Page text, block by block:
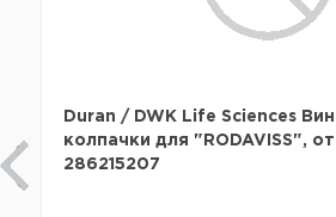
Duran / DWK Life Sciences
колпачки для "RODAVISS",
286215207